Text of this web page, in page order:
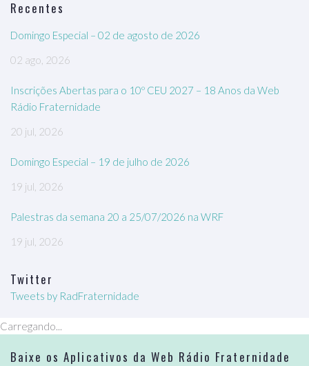
Recentes
Domingo Especial – 02 de agosto de 2026
02 ago, 2026
Inscrições Abertas para o 10º CEU 2027 – 18 Anos da Web
Rádio Fraternidade
20 jul, 2026
Domingo Especial – 19 de julho de 2026
19 jul, 2026
Palestras da semana 20 a 25/07/2026 na WRF
19 jul, 2026
Twitter
Tweets by RadFraternidade
Carregando...
Baixe os Aplicativos da Web Rádio Fraternidade